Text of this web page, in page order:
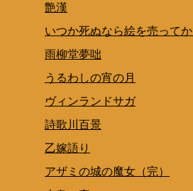
艶漢
いつか死ぬなら絵を売って
雨柳堂夢咄
うるわしの宵の月
ヴィンランドサガ
詩歌川百景
乙嫁語り
アザミの城の魔女（完）